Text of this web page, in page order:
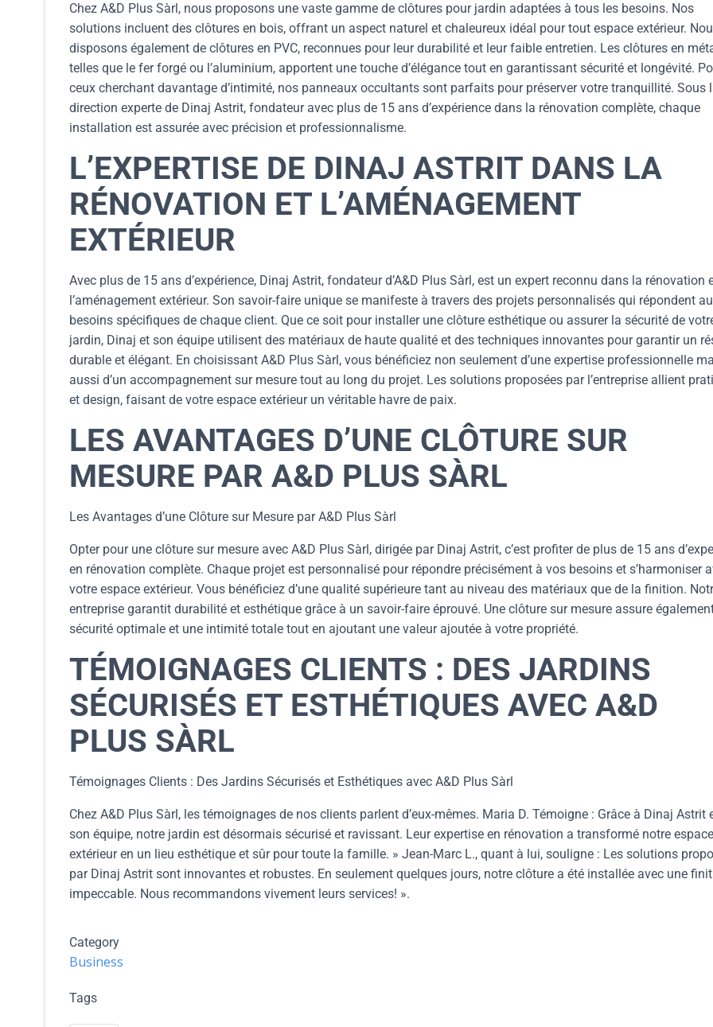
Chez A&D Plus Sàrl, nous proposons une vaste gamme de clôtures pour jardin adaptées à tous les besoins. Nos
solutions incluent des clôtures en bois, offrant un aspect naturel et chaleureux idéal pour tout espace extérieur.
disposons également de clôtures en PVC, reconnues pour leur durabilité et leur faible entretien. Les clôtures en
telles que le fer forgé ou l’aluminium, apportent une touche d’élégance tout en garantissant sécurité et longévité.
ceux cherchant davantage d’intimité, nos panneaux occultants sont parfaits pour préserver votre tranquillité. Sous
direction experte de Dinaj Astrit, fondateur avec plus de 15 ans d’expérience dans la rénovation complète, chaque
installation est assurée avec précision et professionnalisme.
L’EXPERTISE DE DINAJ ASTRIT DANS LA
RÉNOVATION ET L’AMÉNAGEMENT
EXTÉRIEUR
Avec plus de 15 ans d’expérience, Dinaj Astrit, fondateur d’A&D Plus Sàrl, est un expert reconnu dans la rénovation
l’aménagement extérieur. Son savoir-faire unique se manifeste à travers des projets personnalisés qui répondent
besoins spécifiques de chaque client. Que ce soit pour installer une clôture esthétique ou assurer la sécurité de
jardin, Dinaj et son équipe utilisent des matériaux de haute qualité et des techniques innovantes pour garantir un
durable et élégant. En choisissant A&D Plus Sàrl, vous bénéficiez non seulement d’une expertise professionnelle
aussi d’un accompagnement sur mesure tout au long du projet. Les solutions proposées par l’entreprise allient
et design, faisant de votre espace extérieur un véritable havre de paix.
LES AVANTAGES D’UNE CLÔTURE SUR
MESURE PAR A&D PLUS SÀRL
Les Avantages d’une Clôture sur Mesure par A&D Plus Sàrl
Opter pour une clôture sur mesure avec A&D Plus Sàrl, dirigée par Dinaj Astrit, c’est profiter de plus de 15 ans
en rénovation complète. Chaque projet est personnalisé pour répondre précisément à vos besoins et s’harmoniser
votre espace extérieur. Vous bénéficiez d’une qualité supérieure tant au niveau des matériaux que de la finition.
entreprise garantit durabilité et esthétique grâce à un savoir-faire éprouvé. Une clôture sur mesure assure
sécurité optimale et une intimité totale tout en ajoutant une valeur ajoutée à votre propriété.
TÉMOIGNAGES CLIENTS : DES JARDINS
SÉCURISÉS ET ESTHÉTIQUES AVEC A&D
PLUS SÀRL
Témoignages Clients : Des Jardins Sécurisés et Esthétiques avec A&D Plus Sàrl
Chez A&D Plus Sàrl, les témoignages de nos clients parlent d’eux-mêmes. Maria D. Témoigne : Grâce à Dinaj Astrit
son équipe, notre jardin est désormais sécurisé et ravissant. Leur expertise en rénovation a transformé notre espace
extérieur en un lieu esthétique et sûr pour toute la famille. » Jean-Marc L., quant à lui, souligne : Les solutions
par Dinaj Astrit sont innovantes et robustes. En seulement quelques jours, notre clôture a été installée avec une
impeccable. Nous recommandons vivement leurs services! ».
Category
Business
Tags